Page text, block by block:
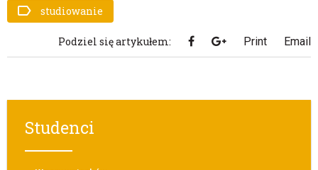
studiowanie
Podziel się artykułem: Print Email
Studenci